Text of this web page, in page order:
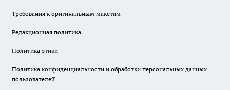
Требования к оригинальным макетам
Редакционная политика
Политика этики
Политика конфиденциальности и обработки персональных данных
пользователей̆